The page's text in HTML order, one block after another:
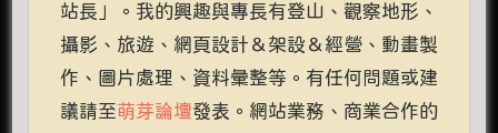
站長」。我的興趣與專長有登山、觀察地形、
攝影、旅遊、網頁設計＆架設＆經營、動畫製
作、圖片處理、資料彙整等。有任何問題或建
議請至萌芽論壇發表。網站業務、商業合作的